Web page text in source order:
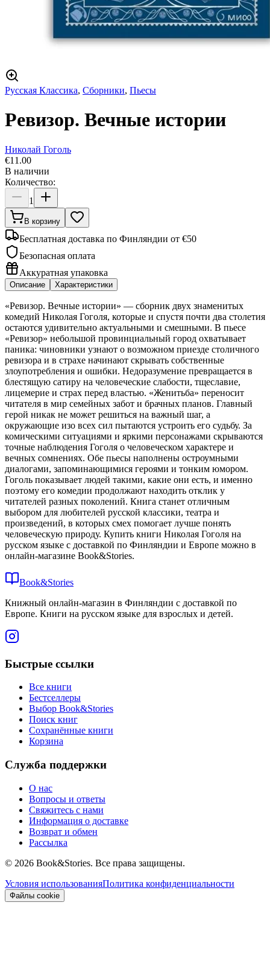
Русская Классика, Сборники, Пьесы
Ревизор. Вечные истории
Николай Гоголь
€11.00
В наличии
Количество:
1
В корзину
Бесплатная доставка по Финляндии от €50
Безопасная оплата
Аккуратная упаковка
Описание Характеристики
«Ревизор. Вечные истории» — сборник двух знаменитых
комедий Николая Гоголя, которые и спустя почти два столетия
остаются удивительно актуальными и смешными. В пьесе
«Ревизор» небольшой провинциальный город охватывает
паника: чиновники узнают о возможном приезде столичного
ревизора и в страхе начинают скрывать собственные
злоупотребления и ошибки. Недоразумение превращается в
блестящую сатиру на человеческие слабости, тщеславие,
лицемерие и страх перед властью. «Женитьба» переносит
читателя в мир семейных забот и брачных планов. Главный
герой никак не может решиться на важный шаг, а
окружающие изо всех сил пытаются устроить его судьбу. За
комическими ситуациями и яркими персонажами скрываются
точные наблюдения Гоголя о человеческом характере и
вечных сомнениях. Обе пьесы наполнены остроумными
диалогами, запоминающимися героями и тонким юмором.
Гоголь показывает людей такими, какие они есть, и именно
поэтому его комедии продолжают находить отклик у
читателей разных поколений. Книга станет отличным
выбором для любителей русской классики, театра и
произведений, в которых смех помогает лучше понять
человеческую природу. Купить книги Николая Гоголя на
русском языке с доставкой по Финляндии и Европе можно в
онлайн-магазине Book&Stories.
Book&Stories
Книжный онлайн-магазин в Финляндии с доставкой по
Европе. Книги на русском языке для взрослых и детей.
Быстрые ссылки
Все книги
Бестселлеры
Выбор Book&Stories
Поиск книг
Сохранённые книги
Корзина
Служба поддержки
О нас
Вопросы и ответы
Свяжитесь с нами
Информация о доставке
Возврат и обмен
Рассылка
© 2026 Book&Stories. Все права защищены.
Условия использованияПолитика конфиденциальности
Файлы cookie